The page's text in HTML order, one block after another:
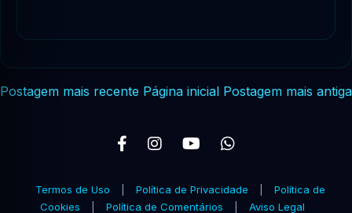
Postagem mais recente Postagem mais antiga
Página inicial
Termos de Uso Política de Privacidade
Política de
Cookies
Política de Comentários Aviso Legal